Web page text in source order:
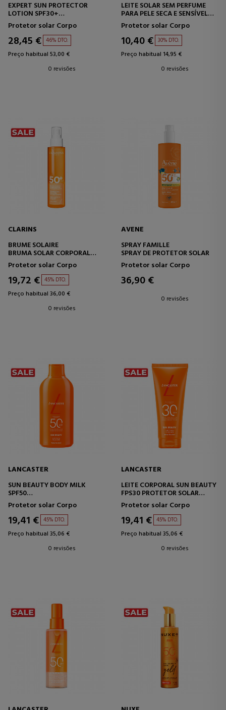
EXPERT SUN PROTECTOR
LOTION SPF30+
PROTETOR SOLAR
Protetor solar Corpo
28,45 € 46% DTO.
Preço habitual 53,00 €
0 revisões
LEITE SOLAR SEM PERFUME
PARA PELE SECA E SENSÍVEL
FPS50+
Protetor solar Corpo
10,40 € 30% DTO.
Preço habitual 14,95 €
0 revisões
CLARINS
BRUME SOLAIRE
BRUMA SOLAR CORPORAL
EMBELEZADORA DE ALTA
PROTEÇÃO FPS 50+
Protetor solar Corpo
19,72 € 45% DTO.
Preço habitual 36,00 €
0 revisões
AVENE
SPRAY FAMILLE
SPRAY DE PROTETOR SOLAR
Protetor solar Corpo
36,90 €
0 revisões
LANCASTER
SUN BEAUTY BODY MILK
SPF50
PROTETOR SOLAR CORPORAL
Protetor solar Corpo
19,41 € 45% DTO.
Preço habitual 35,06 €
0 revisões
LANCASTER
LEITE CORPORAL SUN BEAUTY
FPS30 PROTETOR SOLAR
CORPORAL
Protetor solar Corpo
19,41 € 45% DTO.
Preço habitual 35,06 €
0 revisões